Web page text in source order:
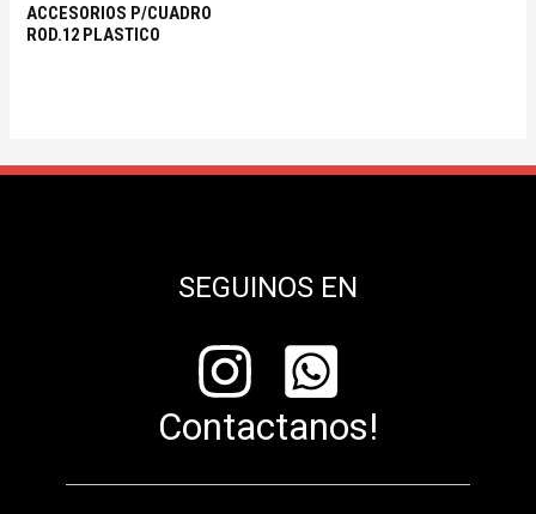
ACCESORIOS P/CUADRO
ROD.12 PLASTICO
SEGUINOS EN
Contactanos!